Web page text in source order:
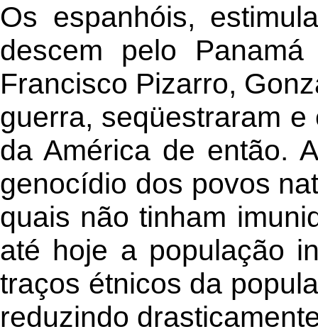
Os espanhóis,
descem pelo
Francisco Pizarro,
guerra, seqüestraram
da América de então.
genocídio dos povos
quais não tinham
até hoje a população
traços étnicos da
reduzindo